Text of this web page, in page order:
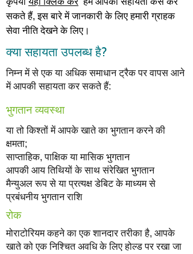
सकते हैं, इस बारे में जानकारी के लिए हमारी ग्राहक
सेवा नीति देखने के लिए।
क्या सहायता उपलब्ध है?
निम्न में से एक या अधिक समाधान ट्रैक पर वापस आने
में आपकी सहायता कर सकते हैं:
भुगतान व्यवस्था
या तो किश्तों में आपके खाते का भुगतान करने की
क्षमता;
साप्ताहिक, पाक्षिक या मासिक भुगतान
आपकी आय तिथियों के साथ संरेखित भुगतान
मैन्युअल रूप से या प्रत्यक्ष डेबिट के माध्यम से
प्रबंधनीय भुगतान राशि
रोक
मोराटोरियम कहने का एक शानदार तरीका है, आपके
खाते को एक निश्चित अवधि के लिए होल्ड पर रखा जा